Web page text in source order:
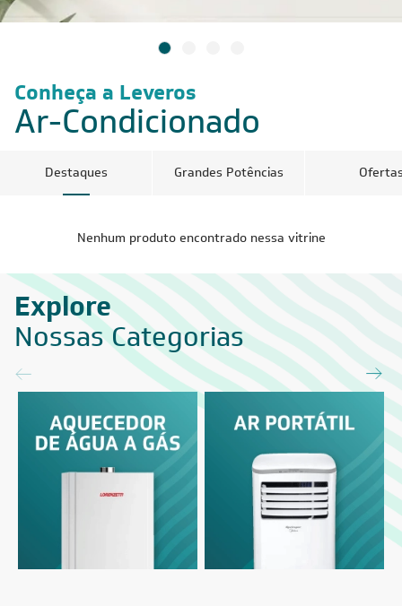
Conheça a Leveros
Ar-Condicionado
Destaques Grandes Potências
Nenhum produto encontrado nessa vitrine
Explore
Nossas Categorias